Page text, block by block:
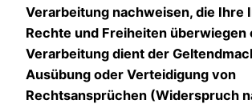
Verarbeitung nachweisen, die Ihre
Rechte und Freiheiten überwiegen
Verarbeitung dient der
Ausübung oder Verteidigung von
Rechtsansprüchen (Widerspruch